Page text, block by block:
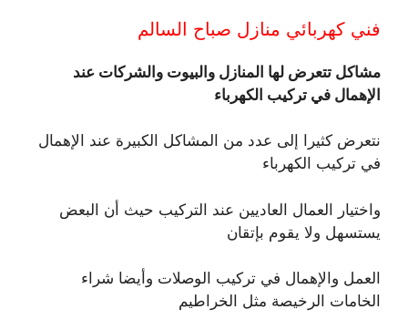
فني كهربائي منازل صباح السالم
مشاكل تتعرض لها المنازل والبيوت والشركات عند
الإهمال في تركيب الكهرباء
نتعرض كثيرا إلى عدد من المشاكل الكبيرة عند الإهمال
في تركيب الكهرباء
واختيار العمال العاديين عند التركيب حيث أن البعض
يستسهل ولا يقوم بإتقان
العمل والإهمال في تركيب الوصلات وأيضا شراء
الخامات الرخيصة مثل الخراطيم